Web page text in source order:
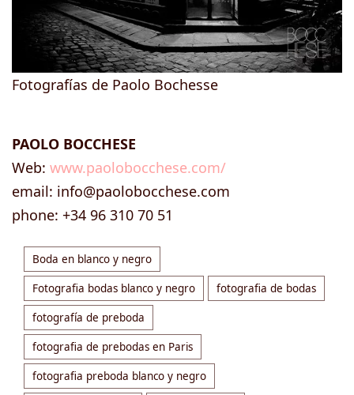
Fotografías de Paolo Bochesse
PAOLO BOCCHESE
Web: www.paolobocchese.com/
email: info@paolobocchese.com
phone: +34 96 310 70 51
Boda en blanco y negro
Fotografia bodas blanco y negro fotografia de bodas
fotografía de preboda
fotografia de prebodas en Paris
fotografia preboda blanco y negro